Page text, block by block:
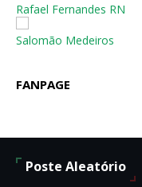
Rafael Fernandes RN
Salomão Medeiros
FANPAGE
Poste Aleatório